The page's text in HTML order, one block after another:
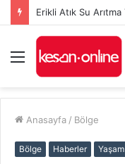
Menü
Anasayfa / Bölge
Bölge Haberler Yaşam